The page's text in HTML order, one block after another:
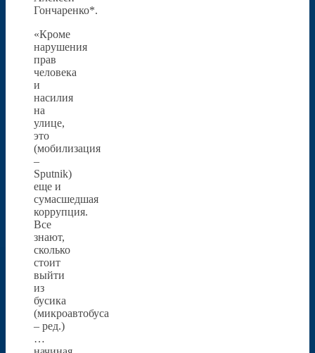
Гончаренко*.
«Кроме
нарушения
прав
человека
и
насилия
на
улице,
это
(мобилизация
–
Sputnik)
еще и
сумасшедшая
коррупция.
Все
знают,
сколько
стоит
выйти
из
бусика
(микроавтобуса
– ред.)
…